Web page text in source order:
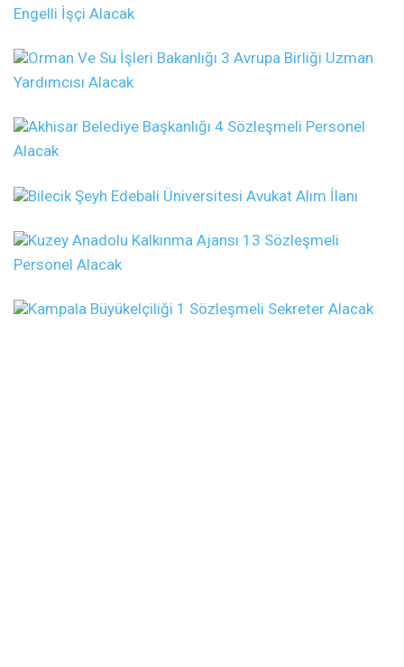
Engelli İşçi Alacak
Orman Ve Su İşleri Bakanlığı 3 Avrupa Birliği Uzman
Yardımcısı Alacak
Akhisar Belediye Başkanlığı 4 Sözleşmeli Personel
Alacak
Bilecik Şeyh Edebali Üniversitesi Avukat Alım İlanı
Kuzey Anadolu Kalkınma Ajansı 13 Sözleşmeli
Personel Alacak
Kampala Büyükelçiliği 1 Sözleşmeli Sekreter Alacak